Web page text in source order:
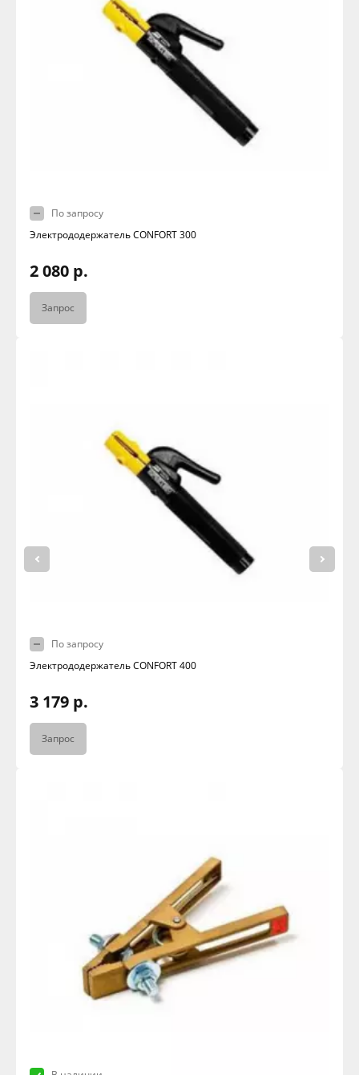
По запросу
Электрододержатель CONFORT 300
2 080 р.
Запрос
По запросу
Электрододержатель CONFORT 400
3 179 р.
Запрос